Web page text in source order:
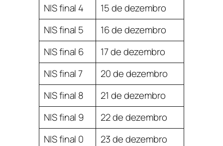
NIS final 4
15 de dezembro
NIS final 5
16 de dezembro
NIS final 6
17 de dezembro
NIS final 7
20 de dezembro
NIS final 8
21 de dezembro
NIS final 9
22 de dezembro
NIS final 0
23 de dezembro